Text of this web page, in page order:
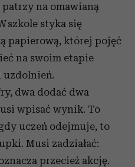
patrzy na omawianą
szkole styka się
papierową, której pojęć
na swoim etapie
uzdolnień.
dwa dodać dwa
wpisać wynik. To
uczeń odejmuje, to
Musi zadziałać:
przecież akcję.